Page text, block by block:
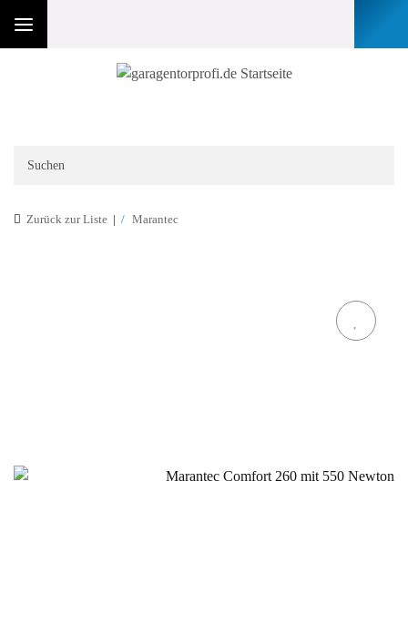
Zurück zur Liste Marantec